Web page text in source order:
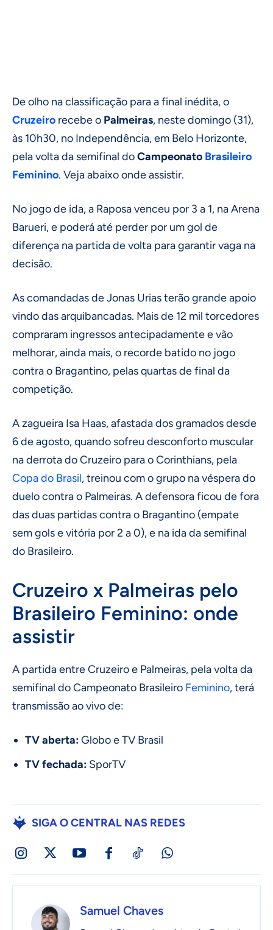
De olho na classificação para a final inédita, o
Cruzeiro recebe o Palmeiras, neste domingo (31),
às 10h30, no Independência, em Belo Horizonte,
pela volta da semifinal doCampeonato Brasileiro
Feminino. Veja abaixo onde assistir.
No jogo de ida, a Raposa venceu por 3 a 1, na Arena
Barueri, e poderá até perder por um gol de
diferença na partida de volta para garantir vaga na
decisão.
As comandadas de Jonas Urias terão grande apoio
vindo das arquibancadas. Mais de 12 mil torcedores
compraram ingressos antecipadamente e vão
melhorar, ainda mais, o recorde batido no jogo
contra o Bragantino, pelas quartas de final da
competição.
A zagueira Isa Haas, afastada dos gramados desde
6 de agosto, quando sofreu desconforto muscular
na derrota do Cruzeiro para o Corinthians, pela
Copa do Brasil, treinou com o grupo na véspera do
duelo contra o Palmeiras. A defensora ficou de fora
das duas partidas contra o Bragantino (empate
sem gols e vitória por 2 a 0), e na ida da semifinal
do Brasileiro.
Cruzeiro x Palmeiras pelo
Brasileiro Feminino: onde
assistir
A partida entre Cruzeiro e Palmeiras, pela volta da
semifinal do Campeonato Brasileiro Feminino, terá
transmissão ao vivo de:
TV aberta:Globo e TV Brasil
TV fechada: SporTV
SIGA O CENTRAL NAS REDES
Samuel Chaves